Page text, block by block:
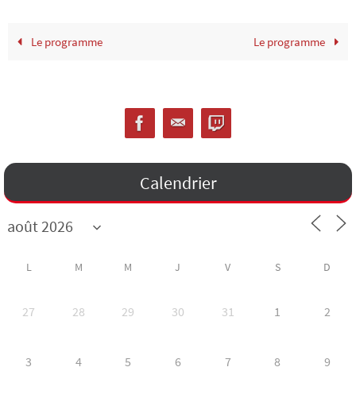
Le programme Le programme
Calendrier
L M M J V S D
27 28 29 30 31 1 2
3 4 5 6 7 8 9